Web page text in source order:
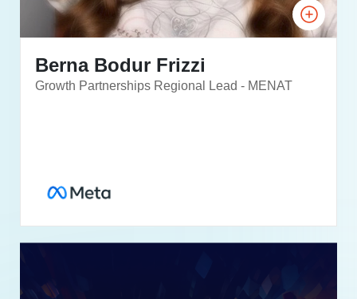
Berna Bodur Frizzi
Growth Partnerships Regional Lead - MENAT